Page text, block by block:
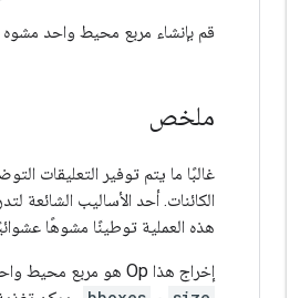
قم بإنشاء مربع محيط واحد
ملخص
غالبًا ما يتم توفير التعليقات
الكائنات. أحد الأساليب
هذه العملية توطينًا مشوهًا
إخراج هذا Op هو مربع محيط واحد يمكن استخدامه لاقتصاص الصورة الأصلية. يتم إرجاع الإخراج على هيئة 3 موترات: